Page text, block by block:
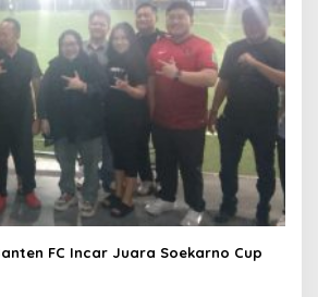
FC Incar Juara Soekarno Cup